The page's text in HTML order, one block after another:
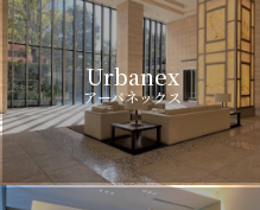
Urbanex
アーバネックス